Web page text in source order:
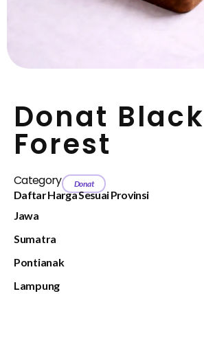
Donat Black
Forest
Category Donat
Daftar Harga Sesuai Provinsi
Jawa
Sumatra
Pontianak
Lampung